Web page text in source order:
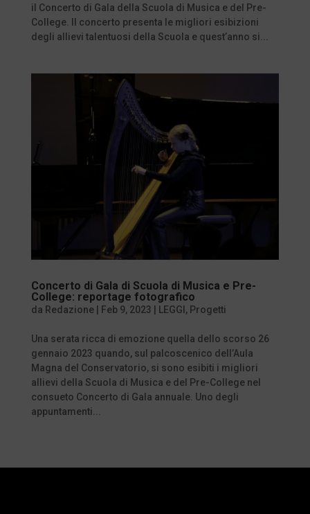
il Concerto di Gala della Scuola di Musica e del Pre-
College. Il concerto presenta le migliori esibizioni
degli allievi talentuosi della Scuola e quest’anno si...
Concerto di Gala di Scuola di Musica e Pre-
College: reportage fotografico
da Redazione| Feb 9, 2023 LEGGI , Progetti
Una serata ricca di emozione quella dello scorso 26
gennaio 2023 quando, sul palcoscenico dell’Aula
Magna del Conservatorio, si sono esibiti i migliori
allievi della Scuola di Musica e del Pre-College nel
consueto Concerto di Gala annuale. Uno degli
appuntamenti...